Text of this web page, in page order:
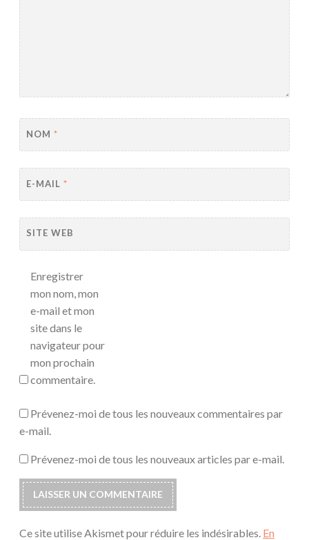
NOM *
E-MAIL *
SITE WEB
Enregistrer
mon nom, mon
e-mail et mon
site dans le
navigateur pour
mon prochain
commentaire.
Prévenez-moi de tous les nouveaux commentaires par
e-mail.
Prévenez-moi de tous les nouveaux articles par e-mail.
Ce site utilise Akismet pour réduire les indésirables. En